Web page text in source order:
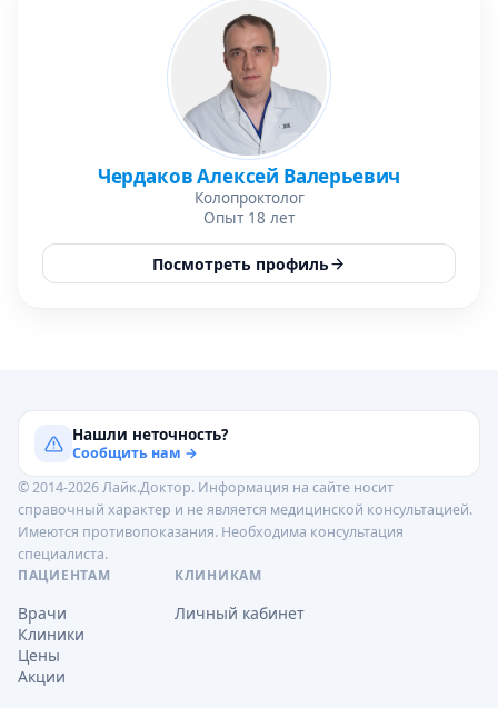
Чердаков Алексей Валерьевич
Колопроктолог
Опыт 18 лет
Посмотреть профиль
Нашли неточность?
Сообщить нам →
© 2014-2026 Лайк.Доктор. Информация на сайте носит
справочный характер и не является медицинской консультацией.
Имеются противопоказания. Необходима консультация
специалиста.
ПАЦИЕНТАМ
Врачи
Клиники
Цены
Акции
КЛИНИКАМ
Личный кабинет